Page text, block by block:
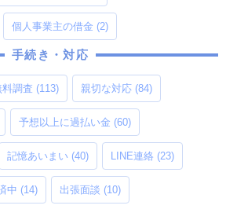
個人事業主の借金 (2)
手続き・対応
料調査 (113) 親切な対応 (84)
予想以上に過払い金 (60)
記憶あいまい (40) LINE連絡 (23)
中 (14) 出張面談 (10)